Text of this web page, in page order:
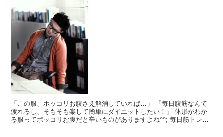
「この服、ポッコリお腹さえ解消していれば…」 「毎日腹筋なんて
疲れるし、そもそも楽して簡単にダイエットしたい！」 体形がわか
る服ってポッコリお腹だと辛いものがありますよね^^; 毎日筋トレも